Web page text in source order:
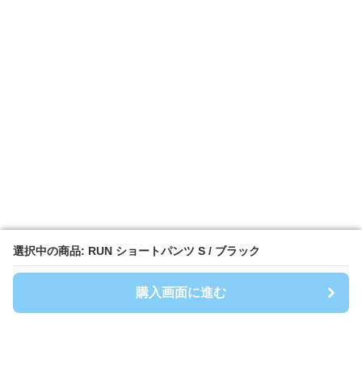
選択中の商品: RUN ショートパンツ S / ブラック
購入画面に進む
選択中の商品: RUN ショートパンツ S / ブラック
購入画面に進む